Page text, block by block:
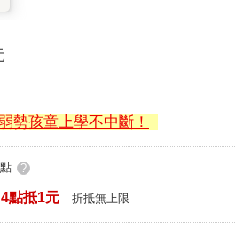
勢孩童上學不中斷！
點 ?
點抵1元 折抵無上限